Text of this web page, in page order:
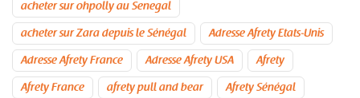
acheter sur ohpolly au Senegal
acheter sur Zara depuis le Sénégal Adresse Afrety Etats-Unis
Adresse Afrety France Adresse Afrety USA Afrety
Afrety France afrety pull and bear Afrety Sénégal